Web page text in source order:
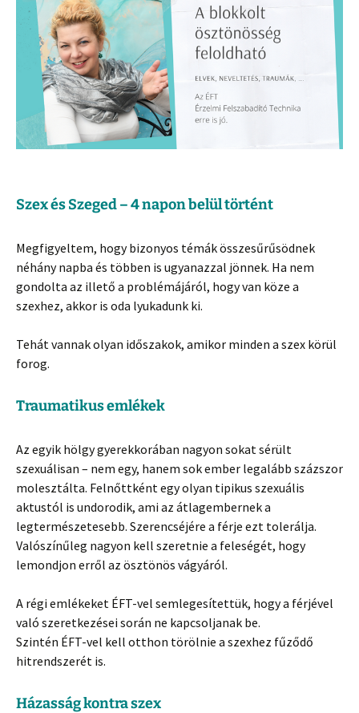
Szex és Szeged –4 napon belül történt
Megfigyeltem, hogy bizonyos témák összesűrűsödnek
néhány napba és többen is ugyanazzal jönnek. Ha nem
gondolta az illető a problémájáról, hogy van köze a
szexhez, akkor is oda lyukadunk ki.
Tehát vannak olyan időszakok, amikor minden a szex körül
forog.
Traumatikus emlékek
Az egyik hölgy gyerekkorában nagyon sokat sérült
szexuálisan – nem egy, hanem sok ember legalább százszor
molesztálta. Felnőttként egy olyan tipikus szexuális
aktustól is undorodik, ami az átlagembernek a
legtermészetesebb. Szerencséjére a férje ezt tolerálja.
Valószínűleg nagyon kell szeretnie a feleségét, hogy
lemondjon erről az ösztönös vágyáról.
A régi emlékeket ÉFT-vel semlegesítettük, hogy a férjével
való szeretkezései során ne kapcsoljanak be.
Szintén ÉFT-vel kell otthon törölnie a szexhez fűződő
hitrendszerét is.
Házasság kontra szex